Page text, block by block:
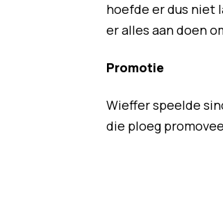
hoefde er dus niet
er alles aan doen
Promotie
Wieffer speelde
die ploeg